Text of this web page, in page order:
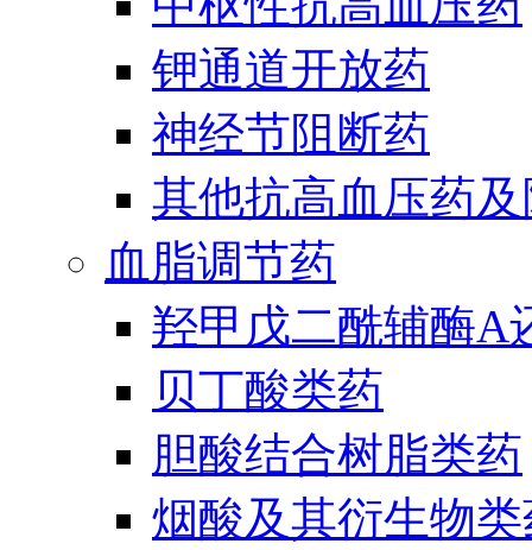
钾通道开放药
神经节阻断药
其他抗高血压药
血脂调节药
羟甲戊二酰辅酶A
贝丁酸类药
胆酸结合树脂类药
烟酸及其衍生物